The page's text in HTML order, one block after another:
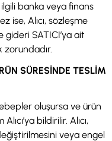
banka veya finans
ise, Alıcı, sözleşme
gideri SATICI’ya ait
zorundadır.
SÜRESİNDE TESLİM
oluşursa ve ürün
bildirilir. Alıcı,
veya engel